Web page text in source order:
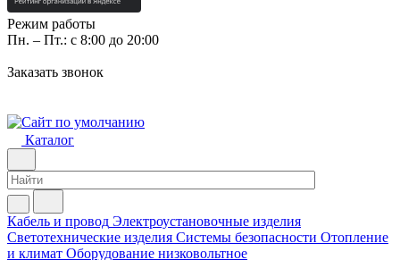
Режим работы
Пн. – Пт.: с 8:00 до 20:00
Заказать звонок
Каталог
Кабель и провод Электроустановочные изделия
Светотехнические изделия Системы безопасности Отопление
и климат Оборудование низковольтное